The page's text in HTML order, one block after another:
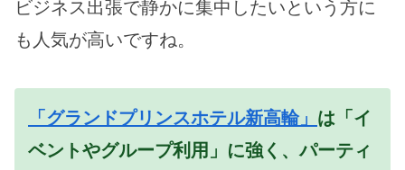
ビジネス出張で静かに集中したいという方に
も人気が高いですね。
「グランドプリンスホテル新高輪」 は「イ
ベントやグループ利用」に強く、パーティ